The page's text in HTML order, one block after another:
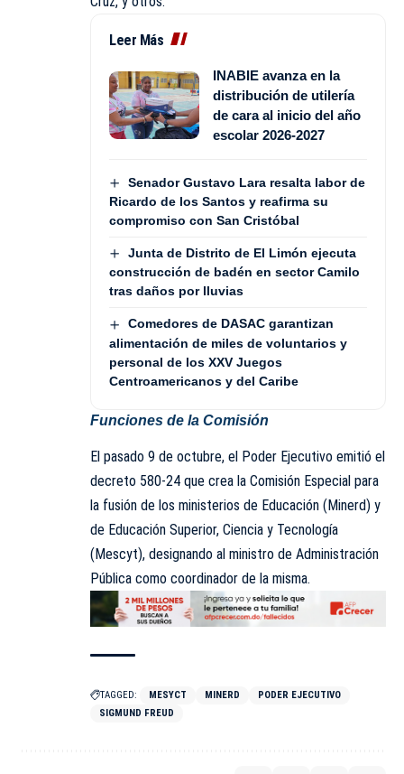
Leer Más
INABIE avanza en la
distribución de utilería
de cara al inicio del año
escolar 2026-2027
Senador Gustavo Lara resalta labor de
Ricardo de los Santos y reafirma su
compromiso con San Cristóbal
Junta de Distrito de El Limón ejecuta
construcción de badén en sector Camilo
tras daños por lluvias
Comedores de DASAC garantizan
alimentación de miles de voluntarios y
personal de los XXV Juegos
Centroamericanos y del Caribe
Funciones de la Comisión
El pasado 9 de octubre, el Poder Ejecutivo emitió el
decreto 580-24 que crea la Comisión Especial para
la fusión de los ministerios de Educación (Minerd) y
de Educación Superior, Ciencia y Tecnología
(Mescyt), designando al ministro de Administración
Pública como coordinador de la misma.
TAGGED: MESYCT MINERD
PODER EJECUTIVO
SIGMUND FREUD